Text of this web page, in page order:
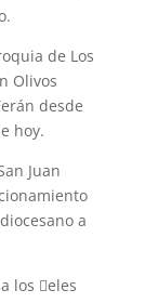
de Los
Olivos
desde
hoy.
Juan
a
los 􀂿eles